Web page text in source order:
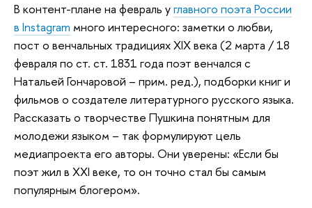
В контент-плане на февраль углавного поэта России
в Instagram много интересного: заметки о любви,
пост о венчальных традициях XIX века (2 марта / 18
февраля по ст. ст. 1831 года поэт венчался с
Натальей Гончаровой – прим. ред.), подборки книг и
фильмов о создателе литературного русского языка.
Рассказать о творчестве Пушкина понятным для
молодежи языком – так формулируют цель
медиапроекта его авторы. Они уверены: «Если бы
поэт жил в XXI веке, то он точно стал бы самым
популярным блогером».